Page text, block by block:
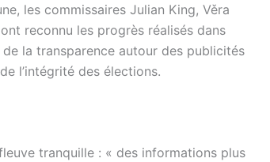
les commissaires Julian King, Věra
reconnu les progrès réalisés dans
la transparence autour des publicités
l’intégrité des élections.
tranquille : « des informations plus